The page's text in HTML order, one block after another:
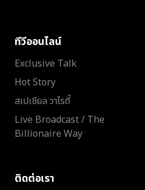
ทีวีออนไลน์
Exclusive Talk
Hot Story
สเปเชียล วาไรตี้
Live Broadcast / The
Billionaire Way
ติดต่อเรา